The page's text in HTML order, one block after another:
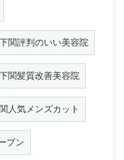
下関評判のいい美容院
下関髪質改善美容院
人気メンズカット
プン